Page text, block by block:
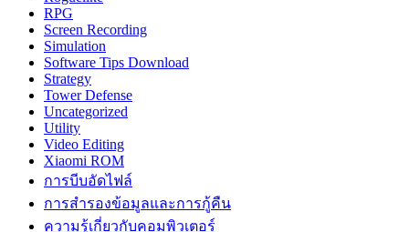
RPG
Screen Recording
Simulation
Software Tips Download
Strategy
Tower Defense
Uncategorized
Utility
Video Editing
Xiaomi ROM
การบีบอัดไฟล์
การสำรองข้อมูลและการกู้คืน
ความรู้เกี่ยวกับคอมพิวเตอร์